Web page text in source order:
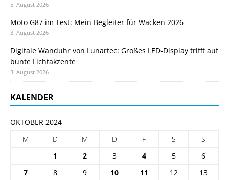
5. August 2026
Moto G87 im Test: Mein Begleiter für Wacken 2026
3. August 2026
Digitale Wanduhr von Lunartec: Großes LED-Display trifft auf
bunte Lichtakzente
3. August 2026
KALENDER
OKTOBER 2024
M
D M D F S
S
1
2 3 4 5
6
7
8 9 10 11 12
13